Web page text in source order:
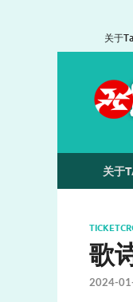
关于
关于
歌
2024-